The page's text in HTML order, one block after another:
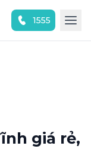
1555
giá rẻ,